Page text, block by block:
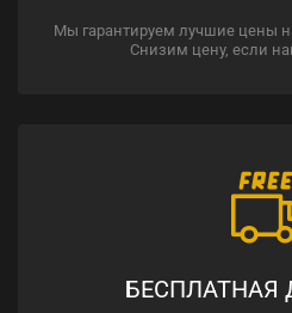
Мы гарантируем лучшие цены
Снизим цену, если
БЕСПЛАТНАЯ